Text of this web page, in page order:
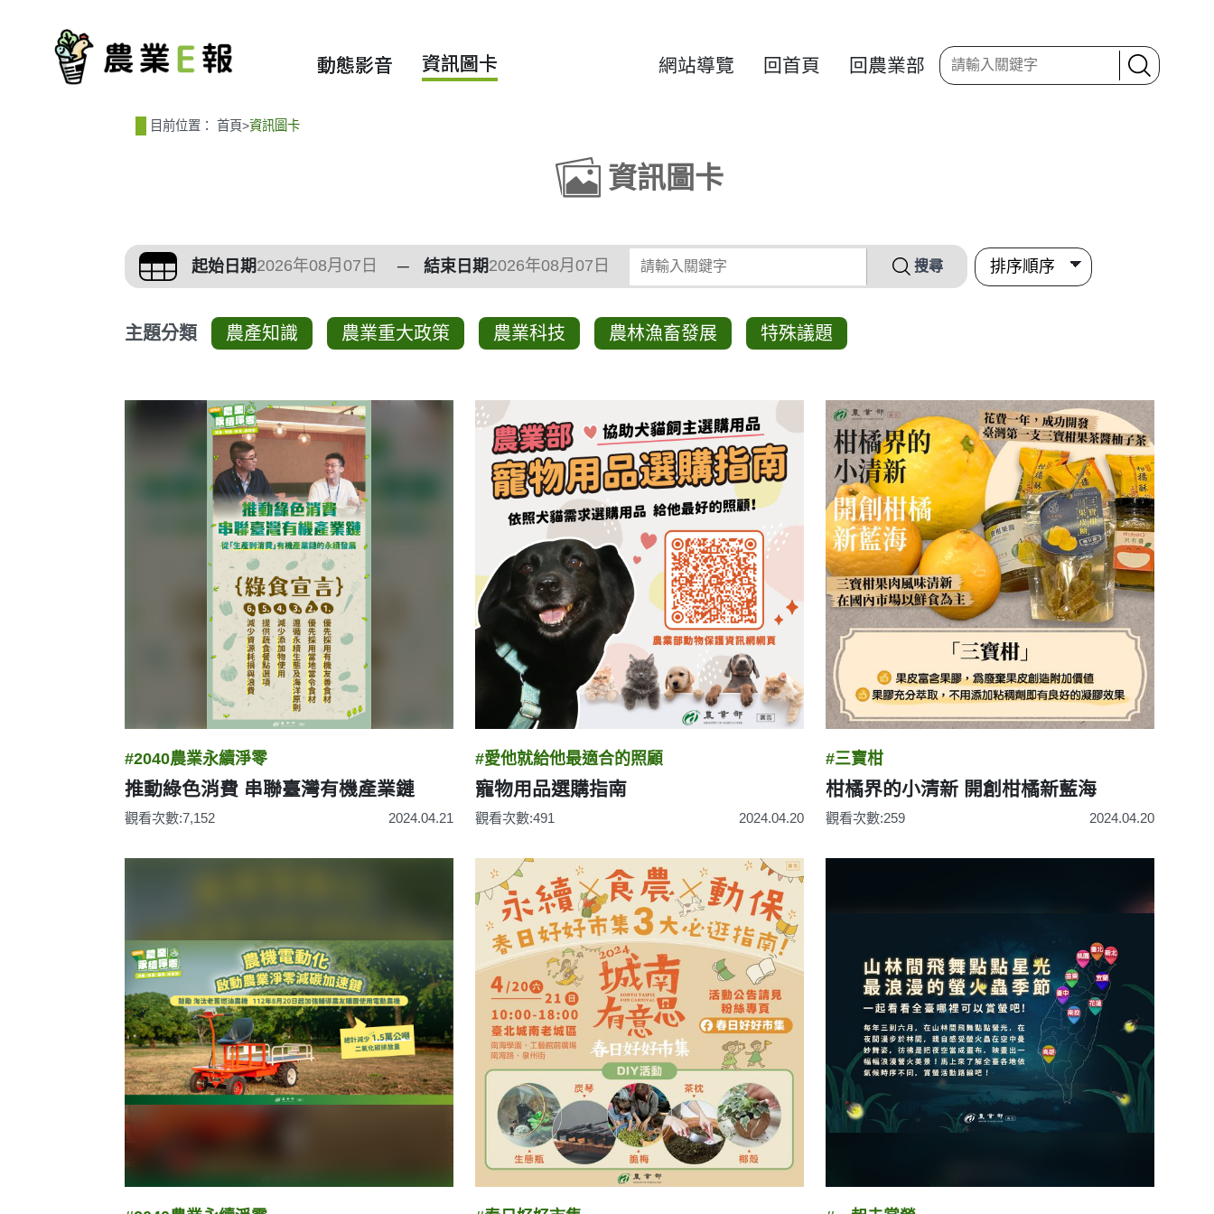
動態影音 資訊圖卡 網站導覽 回首頁 回農業部
目前位置： 首頁>資訊圖卡
資訊圖卡
篩選、排序與主題分類
起始日期 結束日期 請輸入關鍵字 搜尋
主題分類 農產知識 農業重大政策 農業科技 農林漁畜發展 特殊議題
圖卡列表
#2040農業永續淨零
推動綠色消費 串聯臺灣有機產業鏈
觀看次數:7,152 2024.04.21
#愛他就給他最適合的照顧
寵物用品選購指南
觀看次數:491 2024.04.20
#三寶柑
柑橘界的小清新 開創柑橘新藍海
觀看次數:259 2024.04.20